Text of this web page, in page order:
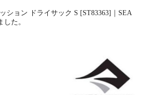
ション ドライサック S [ST83363]｜SEA
た。